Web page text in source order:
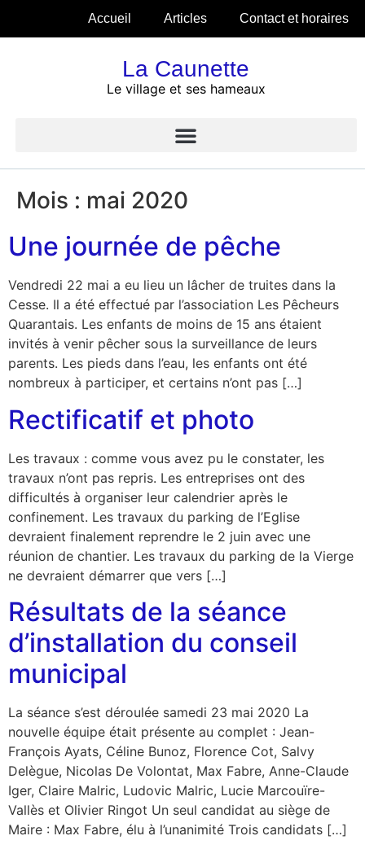
Accueil Articles Contact et horaires
La Caunette
Le village et ses hameaux
Mois : mai 2020
Une journée de pêche
Vendredi 22 mai a eu lieu un lâcher de truites dans la
Cesse. Il a été effectué par l’association Les Pêcheurs
Quarantais. Les enfants de moins de 15 ans étaient
invités à venir pêcher sous la surveillance de leurs
parents. Les pieds dans l’eau, les enfants ont été
nombreux à participer, et certains n’ont pas […]
Rectificatif et photo
Les travaux : comme vous avez pu le constater, les
travaux n’ont pas repris. Les entreprises ont des
difficultés à organiser leur calendrier après le
confinement. Les travaux du parking de l’Eglise
devraient finalement reprendre le 2 juin avec une
réunion de chantier. Les travaux du parking de la Vierge
ne devraient démarrer que vers […]
Résultats de la séance
d’installation du conseil
municipal
La séance s’est déroulée samedi 23 mai 2020 La
nouvelle équipe était présente au complet : Jean-
François Ayats, Céline Bunoz, Florence Cot, Salvy
Delègue, Nicolas De Volontat, Max Fabre, Anne-Claude
Iger, Claire Malric, Ludovic Malric, Lucie Marcouïre-
Vallès et Olivier Ringot Un seul candidat au siège de
Maire : Max Fabre, élu à l’unanimité Trois candidats […]